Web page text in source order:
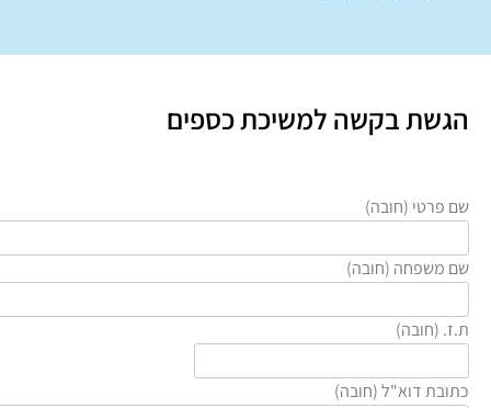
בקשה למשיכת כספים
פרטי (חובה)
משפחה (חובה)
(חובה)
דוא"ל (חובה)